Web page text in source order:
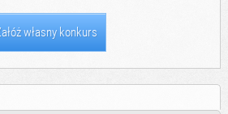
własny konkurs